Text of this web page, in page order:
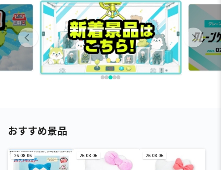
おすすめ景品
26.08.06 26.08.06 26.08.06